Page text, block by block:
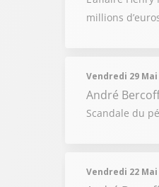
millions
Vendredi 29 Mai
André
Scandale du
Vendredi 22 Mai